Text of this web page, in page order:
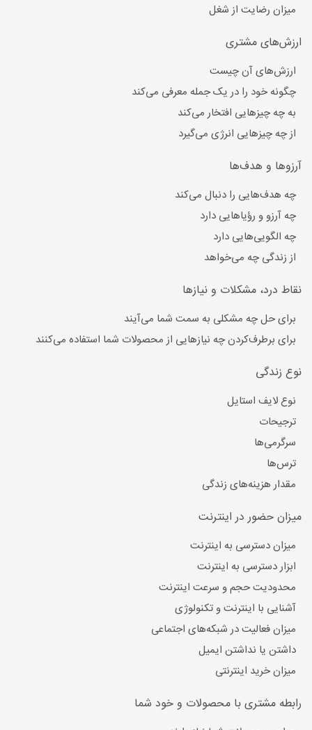
میزان رضایت از شغل
ارزش‌های مشتری
ارزش‌های آن چیست
چگونه خود را در یک جمله معرفی می‌کند
به چه چیزهایی افتخار می‌کند
از چه چیزهایی انرژی می‌گیرد
آرزوها و هدف‌ها
چه هدف‌هایی را دنبال می‌کند
چه آرزو و رؤیاهایی دارد
چه الگویی‌هایی دارد
از زندگی چه می‌خواهد
نقاط درد، مشکلات و نیازها
برای حل چه مشکلی به سمت شما می‌آیند
برای برطرف‌کردن چه نیازهایی از محصولات شما استفاده می‌کنند
نوع زندگی
نوع لایف‌ استایل
ترجیحات
سرگرمی‌ها
ترس‌ها
مقدار هزینه‌های زندگی
میزان حضور در اینترنت
میزان دسترسی به اینترنت
ابزار دسترسی به اینترنت
محدودیت حجم و سرعت اینترنت
آشنایی با اینترنت و تکنولوژی
میزان فعالیت در شبکه‌های اجتماعی
داشتن یا نداشتن ایمیل
میزان خرید اینترنتی
رابطه مشتری با محصولات و خود شما